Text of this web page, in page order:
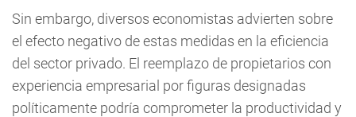
Sin embargo, diversos economistas advierten sobre
el efecto negativo de estas medidas en la eficiencia
del sector privado. El reemplazo de propietarios con
experiencia empresarial por figuras designadas
políticamente podría comprometer la productividad y